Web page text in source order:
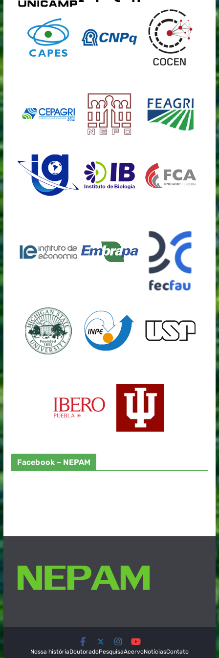
Facebook – NEPAM
Nossa históriaDoutoradoPesquisaAcervoNotíciasContato